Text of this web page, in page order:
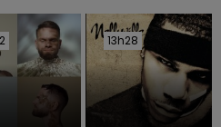
13h28
13h28